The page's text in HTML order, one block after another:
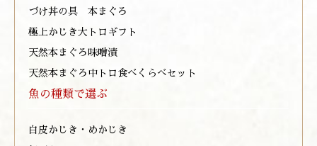
づけ丼の具 本まぐろ
極上かじき大トロギフト
天然本まぐろ味噌漬
天然本まぐろ中トロ食べくらべセット
魚の種類で選ぶ
白皮かじき・めかじき